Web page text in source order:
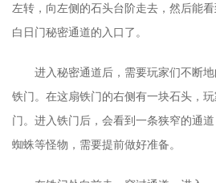
左转，向左侧的石头台阶走去，然后能
白日门秘密通道的入口了。
进入秘密通道后，需要玩家们不断
铁门。在这扇铁门的右侧有一块石头，
门。进入铁门后，会看到一条狭窄的通道
蜘蛛等怪物，需要提前做好准备。